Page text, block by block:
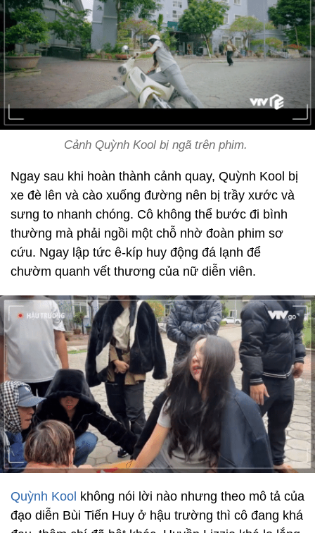
Cảnh Quỳnh Kool bị ngã trên phim.
Ngay sau khi hoàn thành cảnh quay, Quỳnh Kool bị
xe đè lên và cào xuống đường nên bị trầy xước và
sưng to nhanh chóng. Cô không thể bước đi bình
thường mà phải ngồi một chỗ nhờ đoàn phim sơ
cứu. Ngay lập tức ê-kíp huy động đá lạnh để
chườm quanh vết thương của nữ diễn viên.
Quỳnh Kool không nói lời nào nhưng theo mô tả của
đạo diễn Bùi Tiến Huy ở hậu trường thì cô đang khá